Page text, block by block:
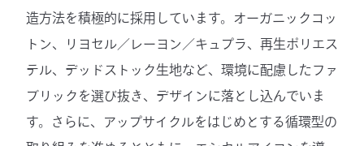
造方法を積極的に採用しています。オーガニックコッ
トン、リヨセル／レーヨン／キュプラ、再生ポリエス
テル、デッドストック生地など、環境に配慮したファ
ブリックを選び抜き、デザインに落とし込んでいま
す。さらに、アップサイクルをはじめとする循環型の